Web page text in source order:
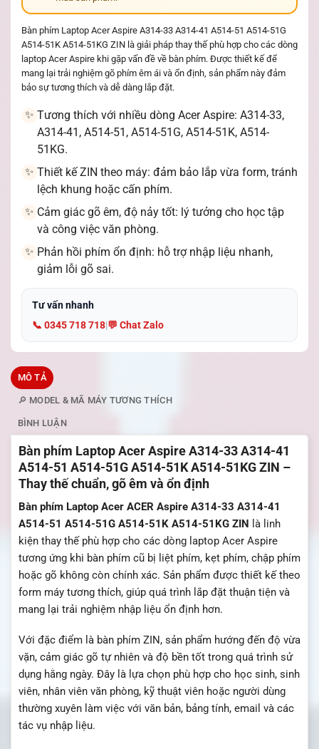
Bàn phím Laptop Acer Aspire A314-33 A314-41 A514-51 A514-51G
A514-51K A514-51KG ZIN là giải pháp thay thế phù hợp cho các dòng
laptop Acer Aspire khi gặp vấn đề về bàn phím. Được thiết kế để
mang lại trải nghiệm gõ phím êm ái và ổn định, sản phẩm này đảm
bảo sự tương thích và dễ dàng lắp đặt.
✨ Tương thích với nhiều dòng Acer Aspire: A314-33,
A314-41, A514-51, A514-51G, A514-51K, A514-
51KG.
✨ Thiết kế ZIN theo máy: đảm bảo lắp vừa form, tránh
lệch khung hoặc cấn phím.
✨ Cảm giác gõ êm, độ nảy tốt: lý tưởng cho học tập
và công việc văn phòng.
✨ Phản hồi phím ổn định: hỗ trợ nhập liệu nhanh,
giảm lỗi gõ sai.
Tư vấn nhanh
📞 0345 718 718|💬 Chat Zalo
MÔ TẢ
🔎 MODEL & MÃ MÁY TƯƠNG THÍCH
BÌNH LUẬN
Bàn phím Laptop Acer Aspire A314-33 A314-41
A514-51 A514-51G A514-51K A514-51KG ZIN –
Thay thế chuẩn, gõ êm và ổn định
Bàn phím Laptop Acer ACER Aspire A314-33 A314-41
A514-51 A514-51G A514-51K A514-51KG ZIN là linh
kiện thay thế phù hợp cho các dòng laptop Acer Aspire
tương ứng khi bàn phím cũ bị liệt phím, kẹt phím, chập phím
hoặc gõ không còn chính xác. Sản phẩm được thiết kế theo
form máy tương thích, giúp quá trình lắp đặt thuận tiện và
mang lại trải nghiệm nhập liệu ổn định hơn.
Với đặc điểm là bàn phím ZIN, sản phẩm hướng đến độ vừa
vặn, cảm giác gõ tự nhiên và độ bền tốt trong quá trình sử
dụng hằng ngày. Đây là lựa chọn phù hợp cho học sinh, sinh
viên, nhân viên văn phòng, kỹ thuật viên hoặc người dùng
thường xuyên làm việc với văn bản, bảng tính, email và các
tác vụ nhập liệu.